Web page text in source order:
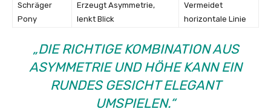
Schräger
Pony
Erzeugt Asymmetrie,
lenkt Blick
Vermeidet
horizontale Linie
„DIE RICHTIGE KOMBINATION AUS
ASYMMETRIE UND HÖHE KANN EIN
RUNDES GESICHT ELEGANT
UMSPIELEN.“